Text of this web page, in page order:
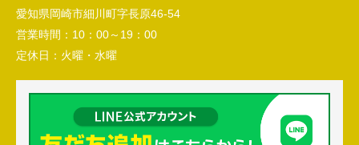
愛知県岡崎市細川町字長原46-54
営業時間： 10：00～19：00
定休日： 火曜・水曜